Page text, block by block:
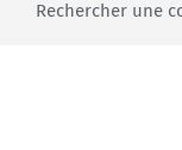
Rechercher une